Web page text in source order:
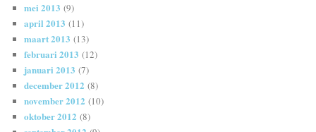
mei 2013 (9)
april 2013 (11)
maart 2013 (13)
februari 2013 (12)
januari 2013 (7)
december 2012 (8)
november 2012 (10)
oktober 2012 (8)